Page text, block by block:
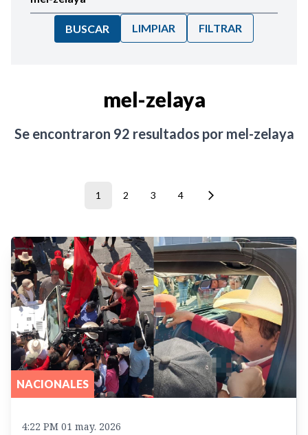
BUSCAR LIMPIAR FILTRAR
mel-zelaya
Se encontraron 92 resultados por mel-zelaya
1 2 3 4
NACIONALES
4:22 PM 01 may. 2026